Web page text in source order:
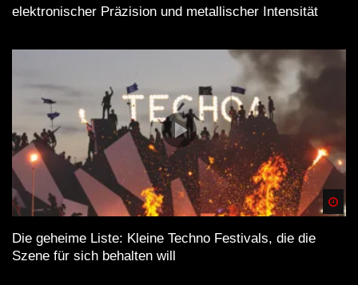
elektronischer Präzision und metallischer Intensität
Die geheime Liste: Kleine Techno Festivals, die die
Szene für sich behalten will